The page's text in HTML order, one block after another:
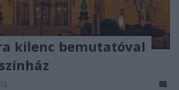
kilenc bemutatóval